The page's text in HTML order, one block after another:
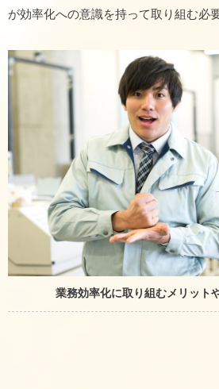
が効率化への意識を持って取り組む必
業務効率化に取り組むメリット